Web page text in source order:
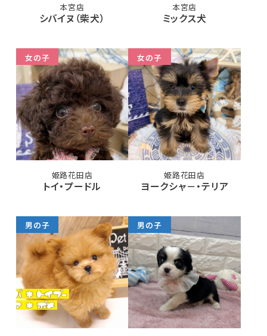
本宮店
シバイヌ（柴犬）
本宮店
ミックス犬
女の子
姫路花田店
トイ・プードル
女の子
姫路花田店
ヨークシャ－・テリア
男の子 男の子